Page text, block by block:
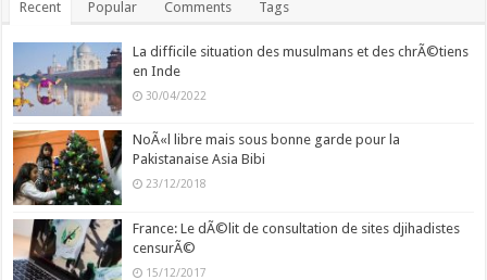
Recent Popular Comments Tags
La difficile situation des musulmans et des chrÃ©tiens
en Inde
30/04/2022
NoÃ«l libre mais sous bonne garde pour la
Pakistanaise Asia Bibi
23/12/2018
France: Le dÃ©lit de consultation de sites djihadistes
censurÃ©
15/12/2017